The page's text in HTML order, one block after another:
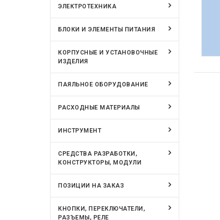
ЭЛЕКТРОТЕХНИКА
БЛОКИ И ЭЛЕМЕНТЫ ПИТАНИЯ
КОРПУСНЫЕ И УСТАНОВОЧНЫЕ
ИЗДЕЛИЯ
ПАЯЛЬНОЕ ОБОРУДОВАНИЕ
РАСХОДНЫЕ МАТЕРИАЛЫ
ИНСТРУМЕНТ
СРЕДСТВА РАЗРАБОТКИ,
КОНСТРУКТОРЫ, МОДУЛИ
ПОЗИЦИИ НА ЗАКАЗ
КНОПКИ, ПЕРЕКЛЮЧАТЕЛИ,
РАЗЪЕМЫ, РЕЛЕ